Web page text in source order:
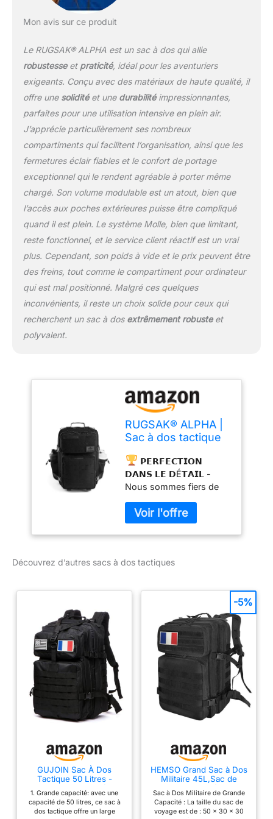
son rembourrage dorsal
poitrine et sa ceinture
amovible.
𝗨𝗡𝗘
𝗢𝗥𝗚𝗔𝗡𝗜𝗦𝗔𝗧𝗜𝗢𝗡
𝗣𝗔𝗥𝗙𝗔𝗜𝗧𝗘 -
D'innombrables
compartiment pour
ordinateur portable
rembourré de velours
pour deux appareils
jusqu'à 19 pouces, deux
grandes poches latérales
en filet et de nombreuses
autres fonctions bien
pensées facilitent ton
𝗩𝗔𝗥𝗜𝗔𝗕𝗟𝗘 - Grâce à
des sangles de
compression sur le
pourtour, le volume de
Mon avis sur ce produit
Le RUGSAK® ALPHA est un sac à dos qui allie
robustesseet praticité, idéal pour les aventuriers
exigeants. Conçu avec des matériaux de haute qualité, il
offre une soliditéet une durabilitéimpressionnantes,
parfaites pour une utilisation intensive en plein air.
J’apprécie particulièrement ses nombreux
compartiments qui facilitent l’organisation, ainsi que les
fermetures éclair fiables et le confort de portage
exceptionnel qui le rendent agréable à porter même
chargé. Son volume modulable est un atout, bien que
l’accès aux poches extérieures puisse être compliqué
quand il est plein. Le système Molle, bien que limitant,
reste fonctionnel, et le service client réactif est un vrai
plus. Cependant, son poids à vide et le prix peuvent être
des freins, tout comme le compartiment pour ordinateur
qui est mal positionné. Malgré ces quelques
inconvénients, il reste un choix solide pour ceux qui
recherchent un sac à dos extrêmement robusteet
polyvalent.
RUGSAK® ALPHA |
Sac à dos tactique
EXTREME robuste |
Sac à dos militaire |
pour le travail en
plein air la
randonnée le
camping et le
fitness | Sac à dos
& femmes
𝗣𝗘𝗥𝗙𝗘𝗖𝗧𝗜𝗢𝗡
𝗗𝗔𝗡𝗦 𝗟𝗘 𝗗É𝗧𝗔𝗜𝗟 -
Nous sommes fiers de
presque 2 ans de
développement : une
qualité incomparable
𝗣𝗢𝗨𝗥 𝗨𝗡𝗘 𝗣𝗟𝗔𝗡È𝗧𝗘
normes de qualité les
meilleurs matériaux, ton
RUGSAK deviendra un
compagnon de longue
durée. Cela signifie
moins de consommation
et plus d'aventure.
𝗧𝗢𝗡 𝗗𝗢𝗦 𝗧'𝗘𝗡
𝗥𝗘𝗠𝗘𝗥𝗖𝗜𝗘𝗥𝗔 -
L'ALPHA offre une
incomparable grâce à
ses bretelles
rembourrées souples,
son rembourrage dorsal
à 3 zones, sa sangle de
poitrine et sa ceinture
Découvrez d’autres sacs à dos tactiques
GUJOIN Sac À Dos
Tactique 50 Litres -
Système MOLLE Militaire
Imperméable Idéal Pour
Urgences De 3 Jours
1. Grande capacité: avec une
capacité de 50 litres, ce sac à
dos tactique offre un large
HEMSO Grand Sac à Dos
Militaire 45L,Sac de
MOLLE,Sac Crossfit de
Sport pour Randonnée
Trekking Moto Camping
Sac à Dos Militaire de Grande
Capacité : La taille du sac de
voyage est de : 50 × 30 × 30
-5%